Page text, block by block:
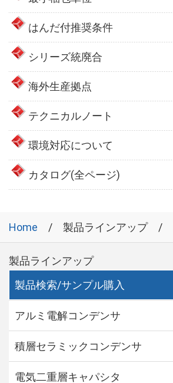
はんだ付推奨条件
シリーズ統廃合
海外生産拠点
テクニカルノート
環境対応について
カタログ(全ページ)
Home 製品ラインアップ
製品ラインアップ
製品検索/サンプル購入
アルミ電解コンデンサ
積層セラミックコンデンサ
電気二重層キャパシタ